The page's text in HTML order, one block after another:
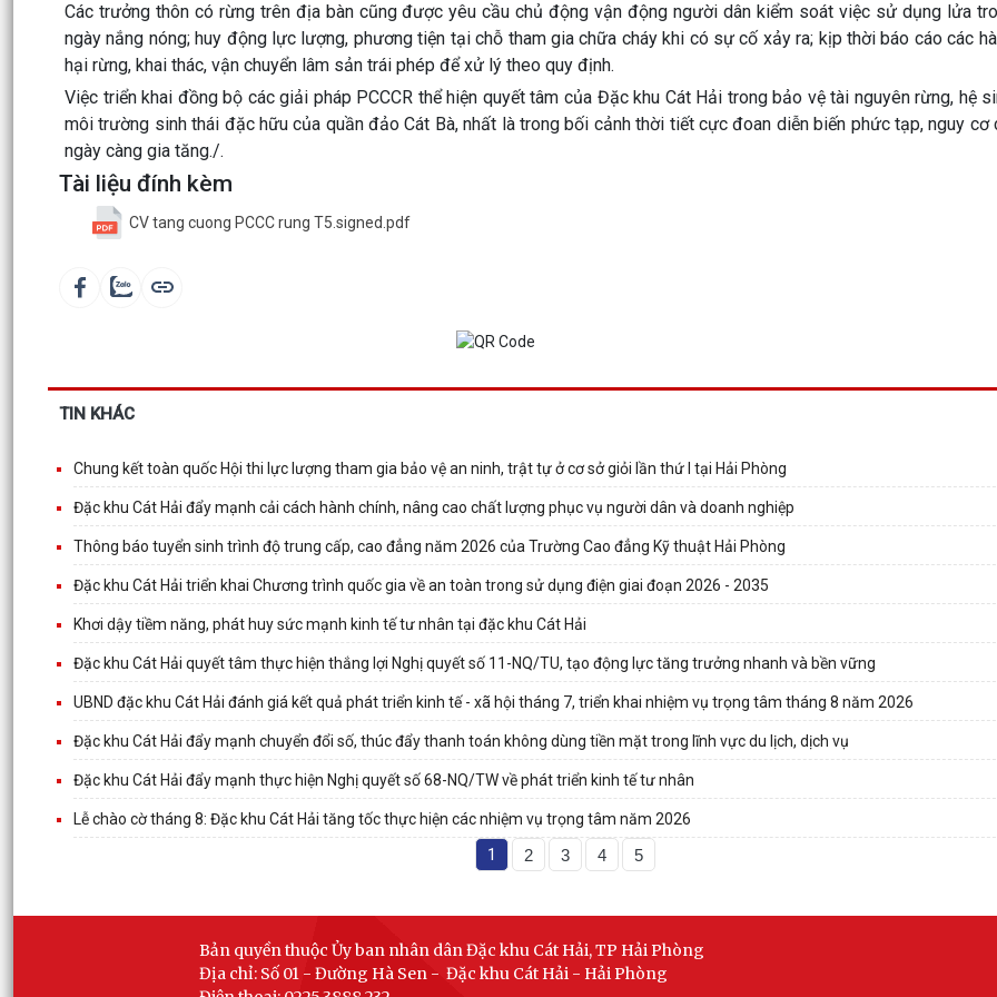
Các trưởng thôn có rừng trên địa bàn cũng được yêu cầu chủ động vận động người dân kiểm soát việc sử dụng lửa
ngày nắng nóng; huy động lực lượng, phương tiện tại chỗ tham gia chữa cháy khi có sự cố xảy ra; kịp thời báo cáo các
hại rừng, khai thác, vận chuyển lâm sản trái phép để xử lý theo quy định.
Việc triển khai đồng bộ các giải pháp PCCCR thể hiện quyết tâm của Đặc khu Cát Hải trong bảo vệ tài nguyên rừng, hệ
môi trường sinh thái đặc hữu của quần đảo Cát Bà, nhất là trong bối cảnh thời tiết cực đoan diễn biến phức tạp, nguy cơ
ngày càng gia tăng./.
Tài liệu đính kèm
CV tang cuong PCCC rung T5.signed.pdf
TIN KHÁC
Chung kết toàn quốc Hội thi lực lượng tham gia bảo vệ an ninh, trật tự ở cơ sở giỏi lần thứ I tại Hải Phòng
Đặc khu Cát Hải đẩy mạnh cải cách hành chính, nâng cao chất lượng phục vụ người dân và doanh nghiệp
Thông báo tuyển sinh trình độ trung cấp, cao đẳng năm 2026 của Trường Cao đẳng Kỹ thuật Hải Phòng
Đặc khu Cát Hải triển khai Chương trình quốc gia về an toàn trong sử dụng điện giai đoạn 2026 - 2035
Khơi dậy tiềm năng, phát huy sức mạnh kinh tế tư nhân tại đặc khu Cát Hải
Đặc khu Cát Hải quyết tâm thực hiện thắng lợi Nghị quyết số 11-NQ/TU, tạo động lực tăng trưởng nhanh và bền vững
UBND đặc khu Cát Hải đánh giá kết quả phát triển kinh tế - xã hội tháng 7, triển khai nhiệm vụ trọng tâm tháng 8 năm 2026
Đặc khu Cát Hải đẩy mạnh chuyển đổi số, thúc đẩy thanh toán không dùng tiền mặt trong lĩnh vực du lịch, dịch vụ
Đặc khu Cát Hải đẩy mạnh thực hiện Nghị quyết số 68-NQ/TW về phát triển kinh tế tư nhân
Lễ chào cờ tháng 8: Đặc khu Cát Hải tăng tốc thực hiện các nhiệm vụ trọng tâm năm 2026
1 2 3 4 5
Bản quyền thuộc Ủy ban nhân dân Đặc khu Cát Hải, TP Hải Phòng
Địa chỉ: Số 01 - Đường Hà Sen - Đặc khu Cát Hải - Hải Phòng